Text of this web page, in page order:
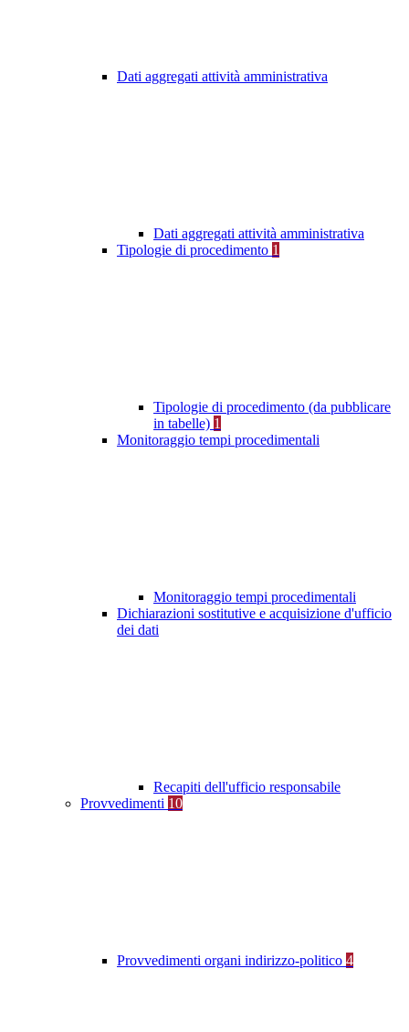
Dati aggregati attività amministrativa
Dati aggregati attività amministrativa
Tipologie di procedimento 1
Tipologie di procedimento (da pubblicare
in tabelle) 1
Monitoraggio tempi procedimentali
Monitoraggio tempi procedimentali
Dichiarazioni sostitutive e acquisizione d'ufficio
dei dati
Recapiti dell'ufficio responsabile
Provvedimenti 10
Provvedimenti organi indirizzo-politico 4